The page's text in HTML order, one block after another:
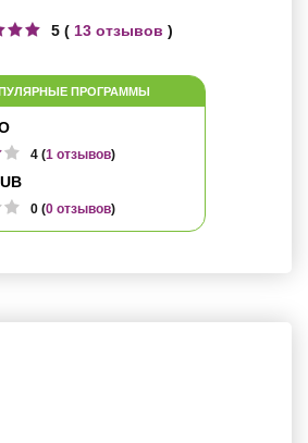
5 ( 13 отзывов )
ПРОГРАММЫ
4 (1 отзывов)
0 (0 отзывов)